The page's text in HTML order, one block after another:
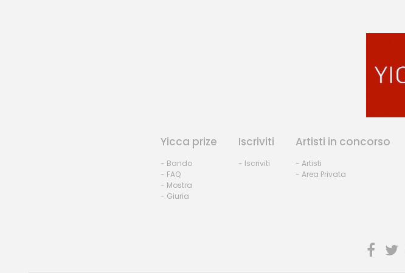
Yicca prize
- Bando
- FAQ
- Mostra
- Giuria
Iscriviti
- Iscriviti
Artisti in concorso
- Artisti
- Area Privata